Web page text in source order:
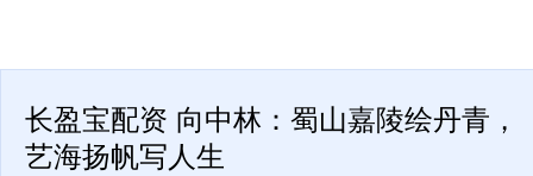
长盈宝配资 向中林：蜀山嘉陵绘丹青，
艺海扬帆写人生